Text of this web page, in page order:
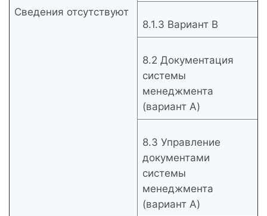
Сведения отсутствуют
8.1.3 Вариант B
8.2 Документация
системы
менеджмента
(вариант A)
8.3 Управление
документами
системы
менеджмента
(вариант A)